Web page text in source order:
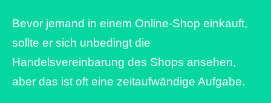
Bevor jemand in einem Online-Shop einkauft,
sollte er sich unbedingt die
Handelsvereinbarung des Shops ansehen,
aber das ist oft eine zeitaufwändige Aufgabe.